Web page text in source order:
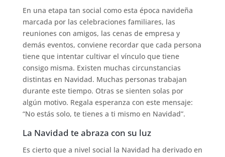
En una etapa tan social como esta época navideña
marcada por las celebraciones familiares, las
reuniones con amigos, las cenas de empresa y
demás eventos, conviene recordar que cada persona
tiene que intentar cultivar el vínculo que tiene
consigo misma. Existen muchas circunstancias
distintas en Navidad. Muchas personas trabajan
durante este tiempo. Otras se sienten solas por
algún motivo. Regala esperanza con este mensaje:
“No estás solo, te tienes a ti mismo en Navidad”.
La Navidad te abraza con su luz
Es cierto que a nivel social la Navidad ha derivado en